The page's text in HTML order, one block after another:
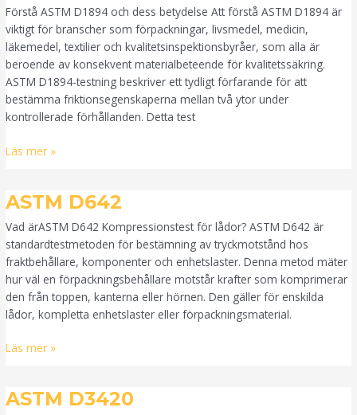
Förstå ASTM D1894 och dess betydelse Att förstå ASTM D1894 är
viktigt för branscher som förpackningar, livsmedel, medicin,
läkemedel, textilier och kvalitetsinspektionsbyråer, som alla är
beroende av konsekvent materialbeteende för kvalitetssäkring.
ASTM D1894-testning beskriver ett tydligt förfarande för att
bestämma friktionsegenskaperna mellan två ytor under
kontrollerade förhållanden. Detta test
Läs mer »
ASTM D642
Vad ärASTM D642 Kompressionstest för lådor? ASTM D642 är
standardtestmetoden för bestämning av tryckmotstånd hos
fraktbehållare, komponenter och enhetslaster. Denna metod mäter
hur väl en förpackningsbehållare motstår krafter som komprimerar
den från toppen, kanterna eller hörnen. Den gäller för enskilda
lådor, kompletta enhetslaster eller förpackningsmaterial.
ASTM
Läs mer »
ASTM D3420
ASTM